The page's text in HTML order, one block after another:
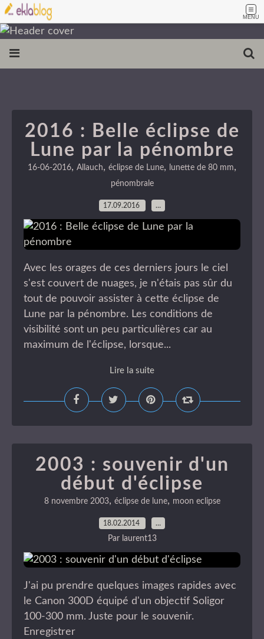
MENU
2016 : Belle éclipse de
Lune par la pénombre
16-06-2016, Allauch, éclipse de Lune, lunette de 80 mm,
pénombrale
17.09.2016 …
Avec les orages de ces derniers jours le ciel
s'est couvert de nuages, je n'étais pas sûr du
tout de pouvoir assister à cette éclipse de
Lune par la pénombre. Les conditions de
visibilité sont un peu particulières car au
maximum de l'éclipse, lorsque...
Lire la suite
2003 : souvenir d'un
début d'éclipse
8 novembre 2003, éclipse de lune, moon eclipse
18.02.2014 …
Par laurent13
J'ai pu prendre quelques images rapides avec
le Canon 300D équipé d'un objectif Soligor
100-300 mm. Juste pour le souvenir.
Enregistrer